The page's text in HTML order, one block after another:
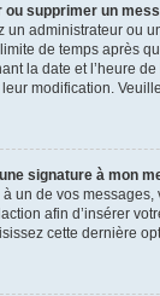
supprimer un
un administrateur ou
de temps après
la date et l’heure
modification.
signature à mon
un de vos
afin d’insérer
cette dernière